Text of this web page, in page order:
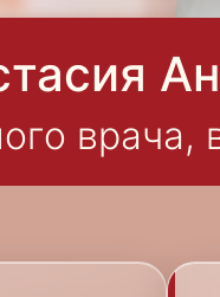
врача,